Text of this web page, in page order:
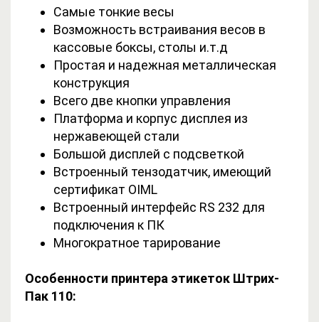
Самые тонкие весы
Возможность встраивания весов в
кассовые боксы, столы и.т.д
Простая и надежная металлическая
конструкция
Всего две кнопки управления
Платформа и корпус дисплея из
нержавеющей стали
Большой дисплей с подсветкой
Встроенный тензодатчик, имеющий
сертификат OIML
Встроенный интерфейс RS 232 для
подключения к ПК
Многократное тарирование
Особенности принтера этикеток Штрих-
Пак 110: